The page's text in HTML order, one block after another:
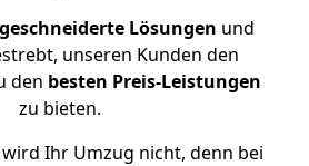
Lösungen und
unseren Kunden den
den besten Preis-Leistungen
zu bieten.
Ihr Umzug nicht, denn bei